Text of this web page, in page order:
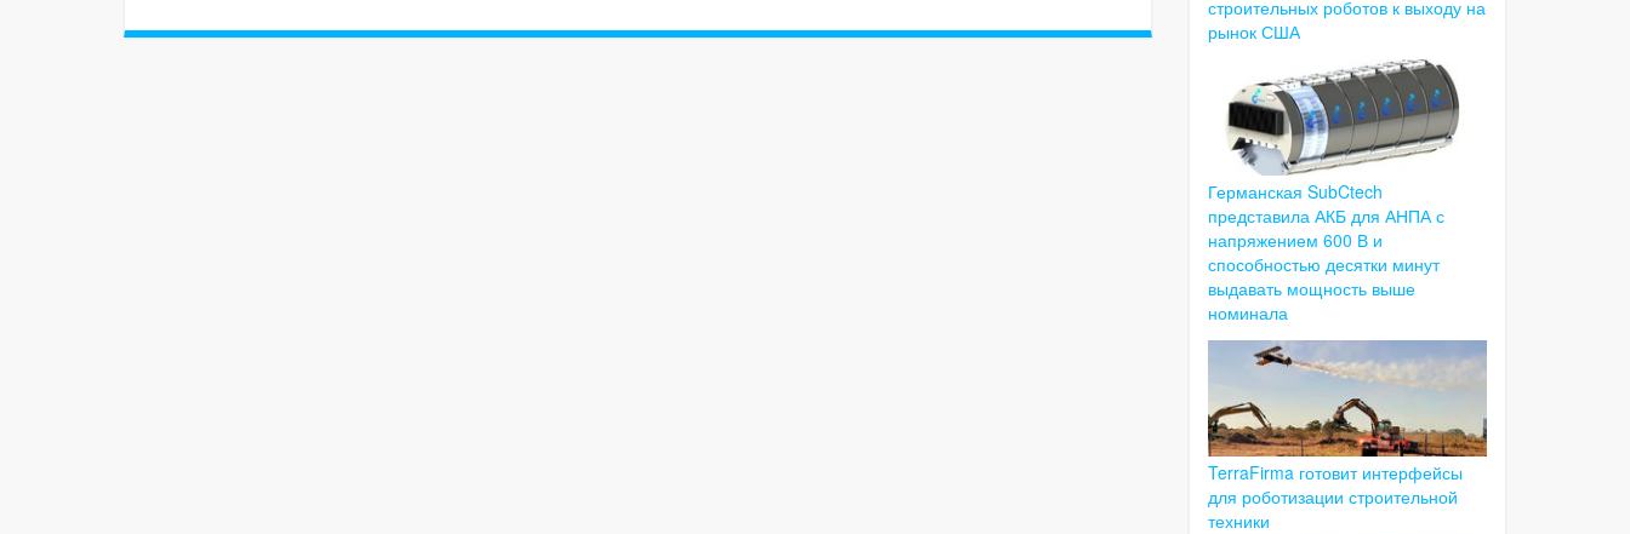
строительных роботов к выходу на
рынок США
Германская SubCtech
представила АКБ для АНПА с
напряжением 600 В и
способностью десятки минут
выдавать мощность выше
номинала
TerraFirma готовит интерфейсы
для роботизации строительной
техники